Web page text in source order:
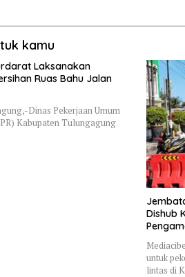
kamu
Laksanakan
Ruas Bahu Jalan
Dinas Pekerjaan Umum
Kabupaten Tulungagung
Dishub
untuk
lintas di